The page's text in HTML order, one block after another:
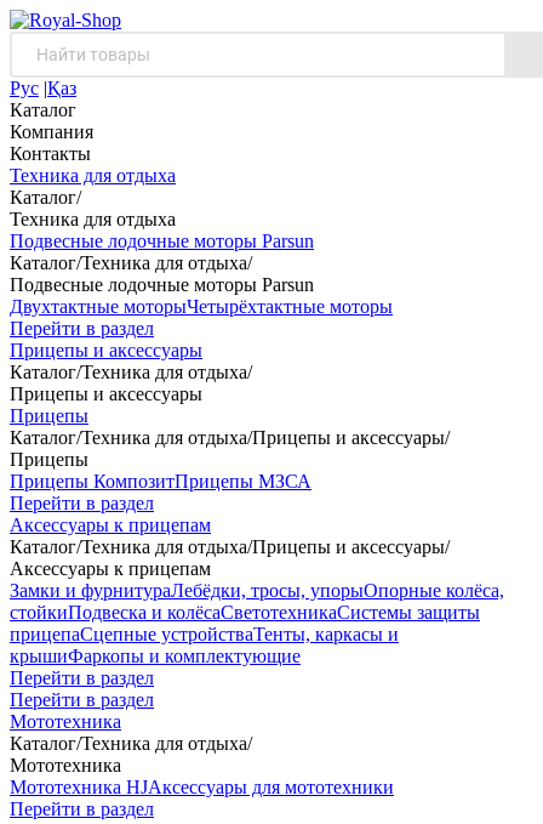
Рус |Қаз
Каталог
Компания
Контакты
Техника для отдыха
Каталог/
Техника для отдыха
Подвесные лодочные моторы Parsun
Каталог/Техника для отдыха/
Подвесные лодочные моторы Parsun
Двухтактные моторыЧетырёхтактные моторы
Перейти в раздел
Прицепы и аксессуары
Каталог/Техника для отдыха/
Прицепы и аксессуары
Прицепы
Каталог/Техника для отдыха/Прицепы и аксессуары/
Прицепы
Прицепы КомпозитПрицепы МЗСА
Перейти в раздел
Аксессуары к прицепам
Каталог/Техника для отдыха/Прицепы и аксессуары/
Аксессуары к прицепам
Замки и фурнитураЛебёдки, тросы, упорыОпорные колёса,
стойкиПодвеска и колёсаСветотехникаСистемы защиты
прицепаСцепные устройстваТенты, каркасы и
крышиФаркопы и комплектующие
Перейти в раздел
Перейти в раздел
Мототехника
Каталог/Техника для отдыха/
Мототехника
Мототехника HJАксессуары для мототехники
Перейти в раздел